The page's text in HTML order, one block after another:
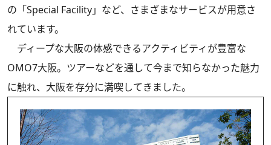
の「Special Facility」など、さまざまなサービスが用意さ
れています。
ディープな大阪の体感できるアクティビティが豊富な
OMO7大阪。ツアーなどを通して今まで知らなかった魅力
に触れ、大阪を存分に満喫してきました。